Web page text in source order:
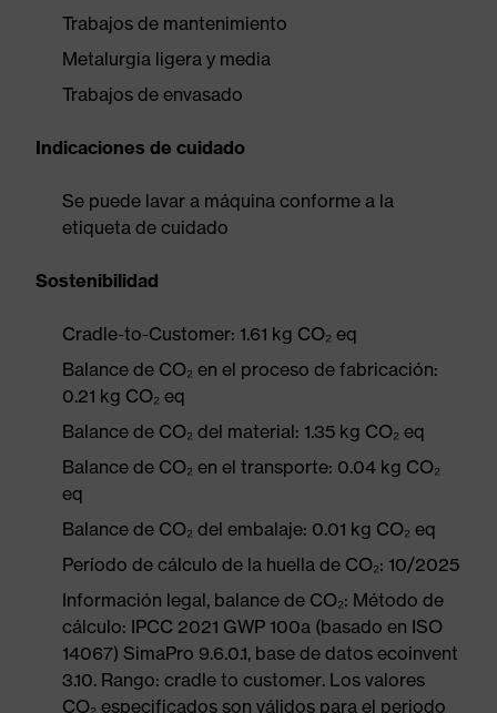
Trabajos de mantenimiento
Metalurgia ligera y media
Trabajos de envasado
Indicaciones de cuidado
Se puede lavar a máquina conforme a la
etiqueta de cuidado
Sostenibilidad
Cradle-to-Customer: 1.61 kg CO₂ eq
Balance de CO₂ en el proceso de fabricación:
0.21 kg CO₂ eq
Balance de CO₂ del material: 1.35 kg CO₂ eq
Balance de CO₂ en el transporte: 0.04 kg CO₂
eq
Balance de CO₂ del embalaje: 0.01 kg CO₂ eq
Período de cálculo de la huella de CO₂: 10/2025
Información legal, balance de CO₂: Método de
cálculo: IPCC 2021 GWP 100a (basado en ISO
14067) SimaPro 9.6.0.1, base de datos ecoinvent
3.10. Rango: cradle to customer. Los valores
CO₂ especificados son válidos para el periodo